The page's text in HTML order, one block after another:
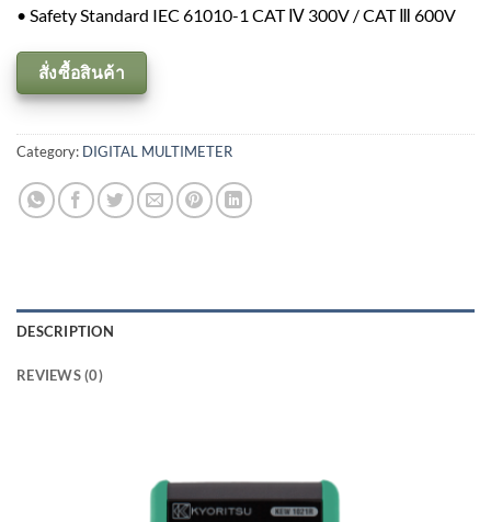
• Safety Standard IEC 61010-1 CAT Ⅳ 300V / CAT Ⅲ 600V
สั่งซื้อสินค้า
Category: DIGITAL MULTIMETER
DESCRIPTION
REVIEWS (0)